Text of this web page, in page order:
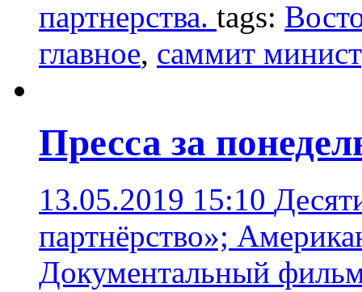
партнерства. tags:
главное, саммит
Пресса за
13.05.2019 15:10
партнёрство»;
Документальный